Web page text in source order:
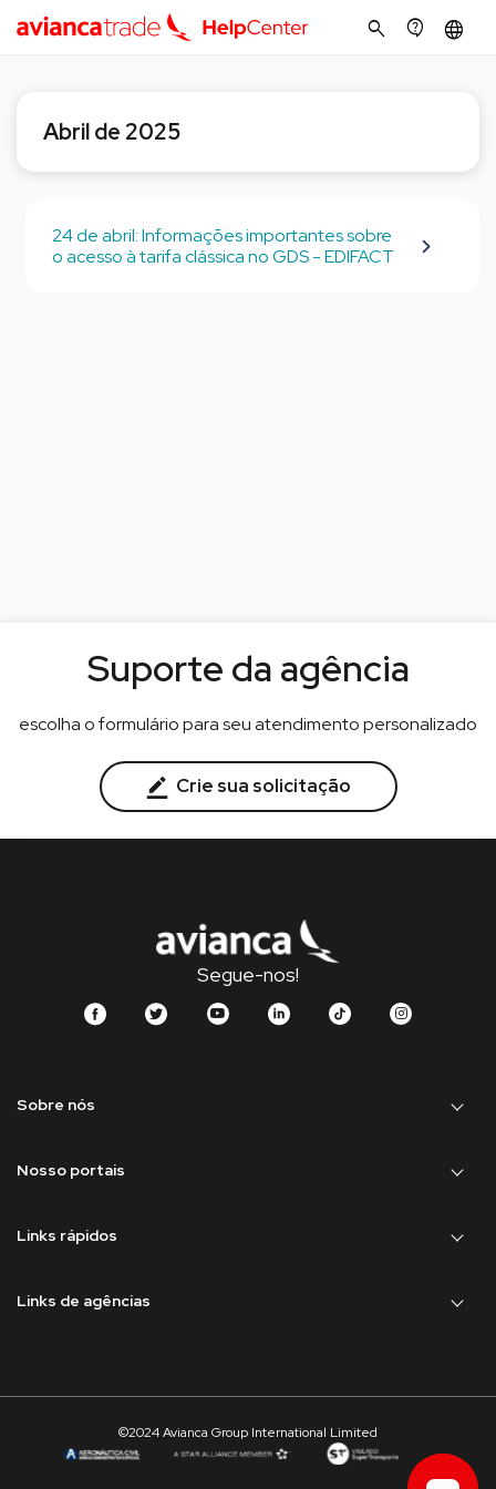
search contact_support language
Abril de 2025
24 de abril: Informações importantes sobre
o acesso à tarifa clássica no GDS - EDIFACT
Suporte da agência
escolha o formulário para seu atendimento personalizado
Crie sua solicitação
Segue-nos!
Sobre nós
Nosso portais
Links rápidos
Links de agências
©2024 Avianca Group International Limited